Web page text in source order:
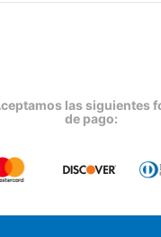
las siguientes
de pago: